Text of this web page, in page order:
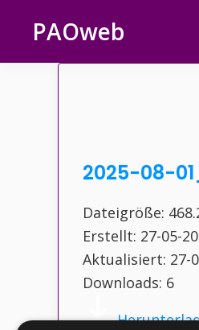
Hauptnavigation
springen
Inhalt
springen
Seitenspalte
springen
Fußzeile
springen
PAOweb
2025-08-
Dateigröße:
Erstellt: 27-05-
Aktualisiert: 27-
Downloads: 6